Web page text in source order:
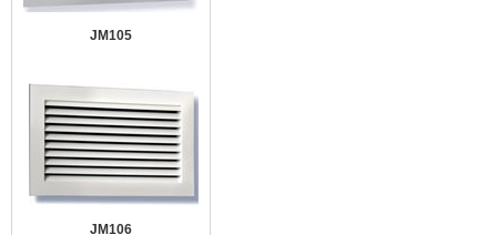
JM105
JM106